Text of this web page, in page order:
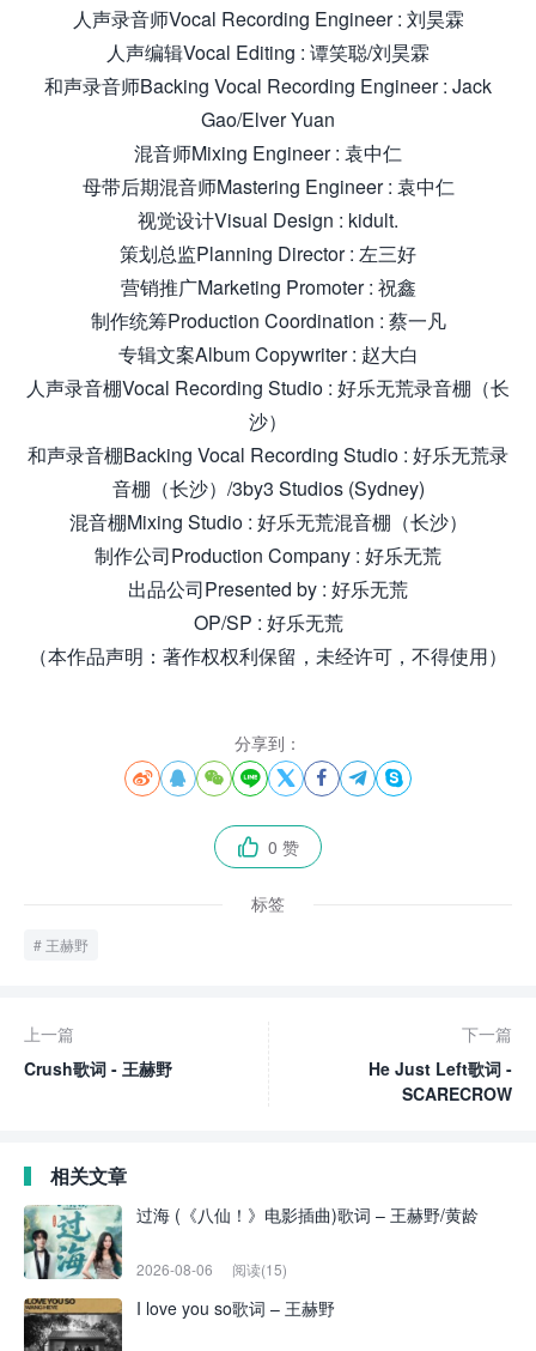
人声录音师Vocal Recording Engineer : 刘昊霖
人声编辑Vocal Editing : 谭笑聪/刘昊霖
和声录音师Backing Vocal Recording Engineer : Jack
Gao/Elver Yuan
混音师Mixing Engineer : 袁中仁
母带后期混音师Mastering Engineer : 袁中仁
视觉设计Visual Design : kidult.
策划总监Planning Director : 左三好
营销推广Marketing Promoter : 祝鑫
制作统筹Production Coordination : 蔡一凡
专辑文案Album Copywriter : 赵大白
人声录音棚Vocal Recording Studio : 好乐无荒录音棚（长
沙）
和声录音棚Backing Vocal Recording Studio : 好乐无荒录
音棚（长沙）/3by3 Studios (Sydney)
混音棚Mixing Studio : 好乐无荒混音棚（长沙）
制作公司Production Company : 好乐无荒
出品公司Presented by : 好乐无荒
OP/SP : 好乐无荒
（本作品声明：著作权权利保留，未经许可，不得使用）
分享到：
       
 0 赞
标签
王赫野
上一篇
Crush歌词 - 王赫野
下一篇
He Just Left歌词 -
SCARECROW
相关文章
过海 (《八仙！》电影插曲)歌词 – 王赫野/黄龄
2026-08-06 阅读(15)
I love you so歌词 – 王赫野